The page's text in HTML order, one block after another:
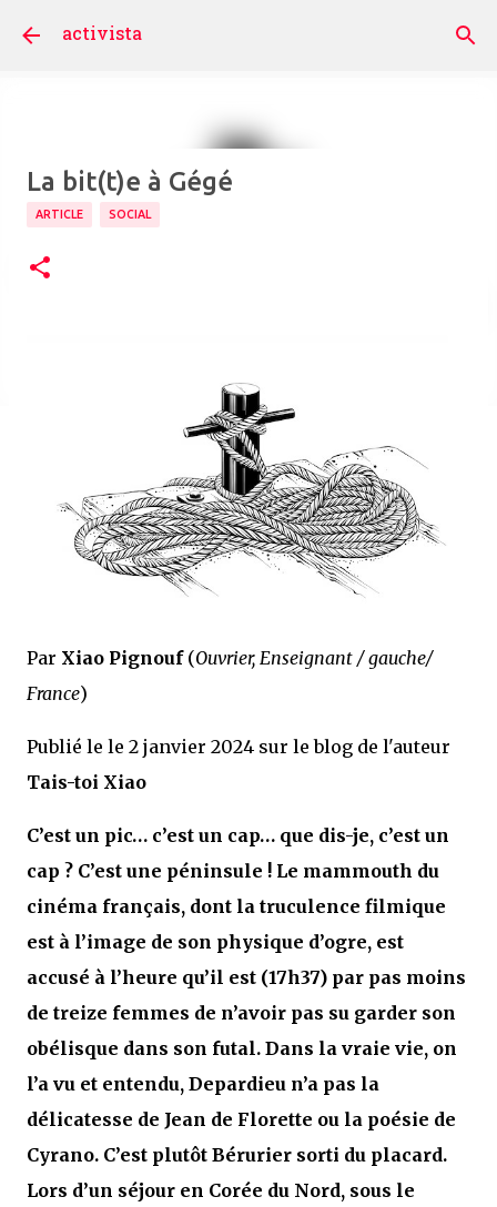
Accéder au contenu principal
activista
La bit(t)e à Gégé
ARTICLE SOCIAL
Par Xiao Pignouf (Ouvrier, Enseignant / gauche/
France)
Publié le le 2 janvier 2024 sur le blog de l'auteur
Tais-toi Xiao
C’est un pic… c’est un cap… que dis-je, c’est un
cap ? C’est une péninsule ! Le mammouth du
cinéma français, dont la truculence filmique
est à l’image de son physique d’ogre, est
accusé à l’heure qu’il est (17h37) par pas moins
de treize femmes de n’avoir pas su garder son
obélisque dans son futal. Dans la vraie vie, on
l’a vu et entendu, Depardieu n’a pas la
délicatesse de Jean de Florette ou la poésie de
Cyrano. C’est plutôt Bérurier sorti du placard.
Lors d’un séjour en Corée du Nord, sous le